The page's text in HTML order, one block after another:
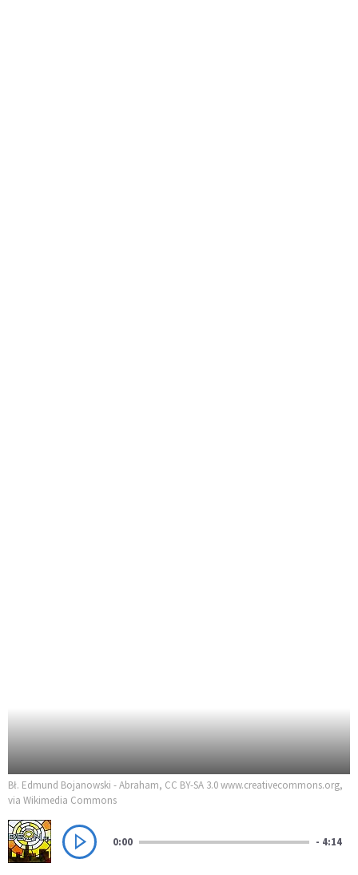
Bł. Edmund Bojanowski - Abraham, CC BY-SA 3.0 www.creativecommons.org,
via Wikimedia Commons
0:00 - 4:14